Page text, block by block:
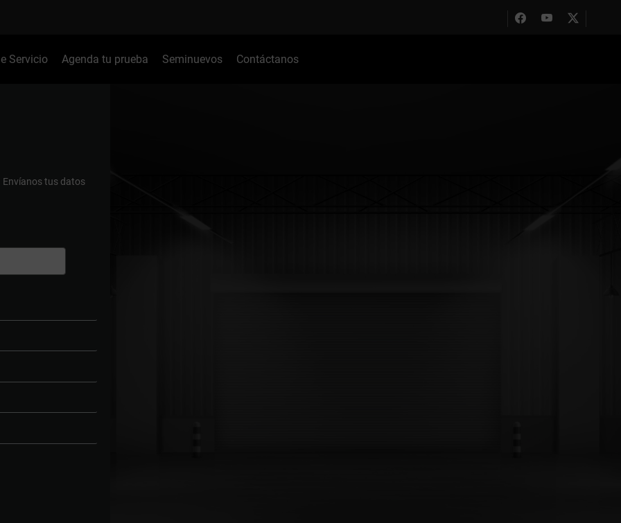
Servicio Agenda tu prueba Seminuevos Contáctanos
Envíanos tus datos